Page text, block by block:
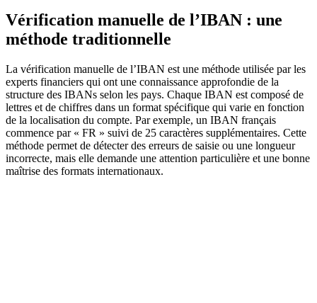
Vérification manuelle de l’IBAN : une
méthode traditionnelle
La vérification manuelle de l’IBAN est une méthode utilisée par les
experts financiers qui ont une connaissance approfondie de la
structure des IBANs selon les pays. Chaque IBAN est composé de
lettres et de chiffres dans un format spécifique qui varie en fonction
de la localisation du compte. Par exemple, un IBAN français
commence par « FR » suivi de 25 caractères supplémentaires. Cette
méthode permet de détecter des erreurs de saisie ou une longueur
incorrecte, mais elle demande une attention particulière et une bonne
maîtrise des formats internationaux.